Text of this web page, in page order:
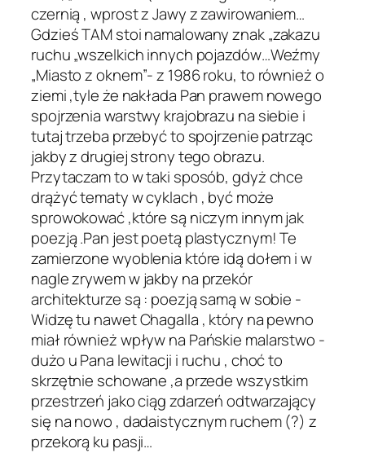
czernią , wprost z Jawy z zawirowaniem…
Gdzieś TAM stoi namalowany znak „zakazu
ruchu „wszelkich innych pojazdów…Weźmy
„Miasto z oknem”- z 1986 roku, to również o
ziemi ,tyle że nakłada Pan prawem nowego
spojrzenia warstwy krajobrazu na siebie i
tutaj trzeba przebyć to spojrzenie patrząc
jakby z drugiej strony tego obrazu.
Przytaczam to w taki sposób, gdyż chce
drążyć tematy w cyklach , być może
sprowokować ,które są niczym innym jak
poezją .Pan jest poetą plastycznym! Te
zamierzone wyoblenia które idą dołem i w
nagle zrywem w jakby na przekór
architekturze są : poezją samą w sobie -
Widzę tu nawet Chagalla , który na pewno
miał również wpływ na Pańskie malarstwo -
dużo u Pana lewitacji i ruchu , choć to
skrzętnie schowane ,a przede wszystkim
przestrzeń jako ciąg zdarzeń odtwarzający
się na nowo , dadaistycznym ruchem (?) z
przekorą ku pasji…